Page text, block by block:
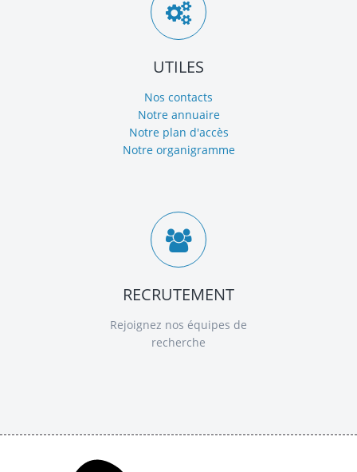
UTILES
Nos contacts
Notre annuaire
Notre plan d'accès
Notre organigramme
RECRUTEMENT
Rejoignez nos équipes de
recherche